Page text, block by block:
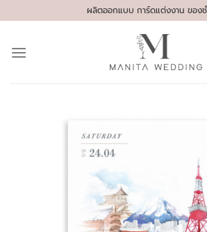
to
ผลิตออกแบบ การ์ดแต่งงาน ของ